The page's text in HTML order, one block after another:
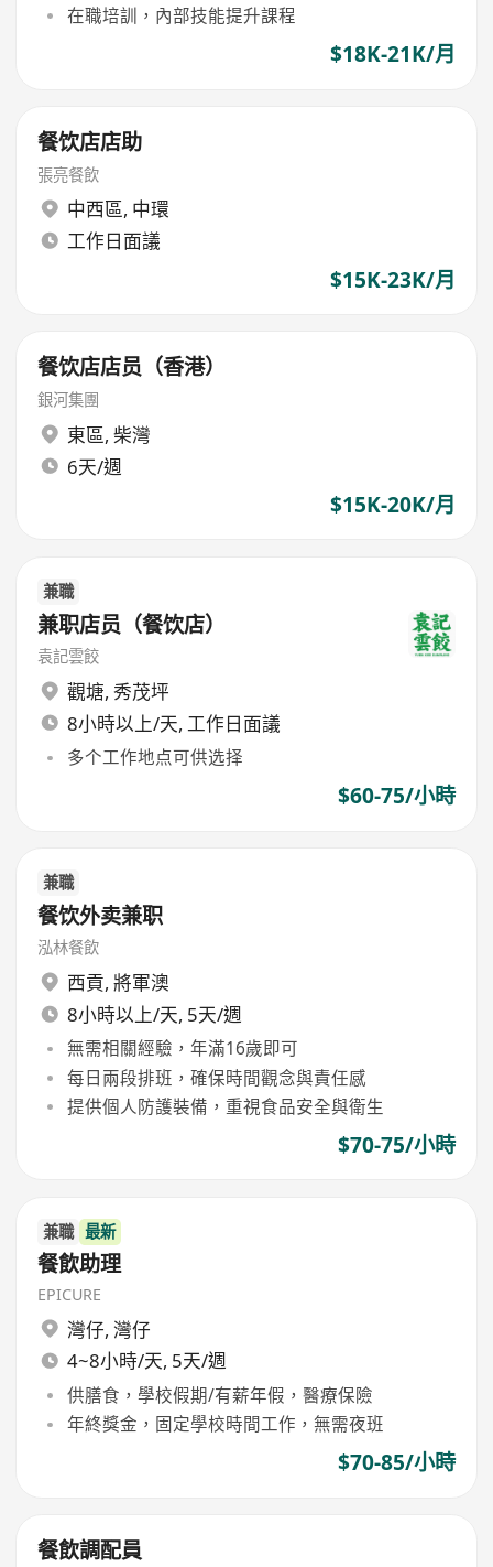
在職培訓，內部技能提升課程
$18K-21K/月
餐饮店店助
張亮餐飲
中西區, 中環
工作日面議
$15K-23K/月
餐饮店店员（香港）
銀河集團
東區, 柴灣
6天/週
$15K-20K/月
兼職
兼职店员（餐饮店）
袁記雲餃
觀塘, 秀茂坪
8小時以上/天, 工作日面議
多个工作地点可供选择
$60-75/小時
兼職
餐饮外卖兼职
泓林餐飲
西貢, 將軍澳
8小時以上/天, 5天/週
無需相關經驗，年滿16歲即可
每日兩段排班，確保時間觀念與責任感
提供個人防護裝備，重視食品安全與衛生
$70-75/小時
兼職 最新
餐飲助理
EPICURE
灣仔, 灣仔
4~8小時/天, 5天/週
供膳食，學校假期/有薪年假，醫療保險
年終獎金，固定學校時間工作，無需夜班
$70-85/小時
餐飲調配員